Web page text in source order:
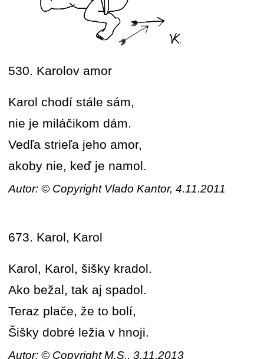
530. Karolov amor
Karol chodí stále sám,
nie je miláčikom dám.
Vedľa strieľa jeho amor,
akoby nie, keď je namol.
Autor: © Copyright Vlado Kantor, 4.11.2011
673. Karol, Karol
Karol, Karol, šišky kradol.
Ako bežal, tak aj spadol.
Teraz plače, že to bolí,
Šišky dobré ležia v hnoji.
Autor: © Copyright M.S., 3.11.2013